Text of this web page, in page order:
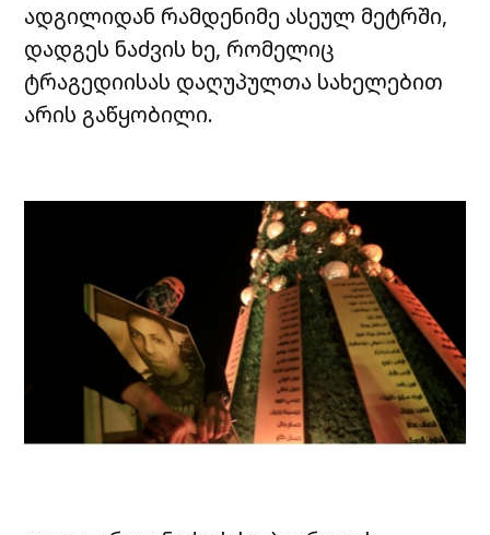
ადგილიდან რამდენიმე ასეულ მეტრში,
დადგეს ნაძვის ხე, რომელიც
ტრაგედიისას დაღუპულთა სახელებით
არის გაწყობილი.